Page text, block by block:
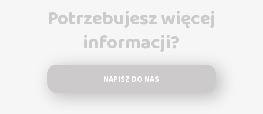
Potrzebujesz więcej
informacji?
NAPISZ DO NAS